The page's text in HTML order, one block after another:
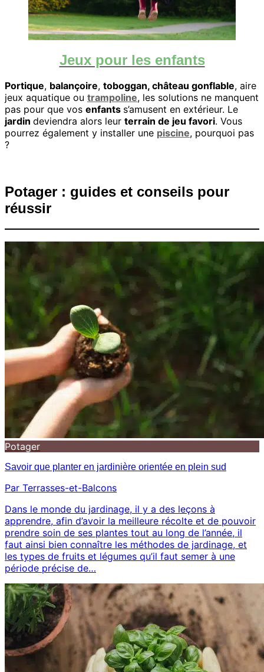
Jeux pour les enfants
Portique, balançoire, toboggan, château gonflable, aire
jeux aquatique ou trampoline, les solutions ne manquent
pas pour que vos enfants s’amusent en extérieur. Le
jardin deviendra alors leur terrain de jeu favori. Vous
pourrez également y installer une piscine, pourquoi pas
?
Potager : guides et conseils pour
réussir
Potager
Savoir que planter en jardinière orientée en plein sud
Par Terrasses-et-Balcons
Dans le monde du jardinage, il y a des leçons à
apprendre, afin d’avoir la meilleure récolte et de pouvoir
prendre soin de ses plantes tout au long de l’année, il
faut ainsi bien connaître les méthodes de jardinage, et
les types de fruits et légumes qu’il faut semer à une
période précise de…